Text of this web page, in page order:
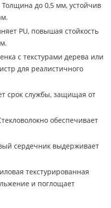
до 0,5 мм, устойчив
PU, повышая стойкость
с текстурами дерева или
для реалистичного
срок службы, защищая от
обеспечивает
сердечник выдерживает
текстурированная
и поглощает